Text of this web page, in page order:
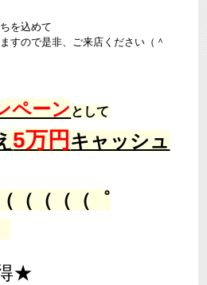
を込めて
すので是非、ご来店ください（＾
ペーンとして
5万円 キャッシュ
（（（（゜
★